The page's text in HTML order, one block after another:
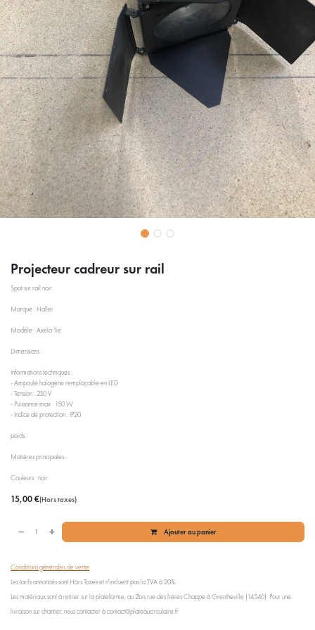
Projecteur cadreur sur rail
Spot sur rail noir
Marque : Haller
Modèle : Axelo Tie
Dimensions :
Informations techniques :
- Ampoule halogène remplaçable en LED
- Tension : 230 V
- Puissance max : 150 W
- Indice de protection : IP20
poids :
Matières principales :
Couleurs : noir
15,00€(Hors taxes)
Ajouter au panier
Conditions générales de vente
Les tarifs annoncés sont Hors Taxes et n'incluent pas la TVA à 20%.
Les matériaux sont à retirer sur la plateforme, au 2bis rue des frères Chappe à Grentheville (14540). Pour une
livraison sur chantier, nous contacter à contact@plateaucirculaire.fr